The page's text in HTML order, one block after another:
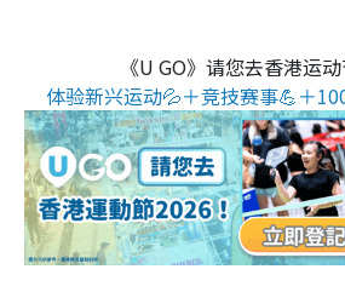
《U GO》请您去香港运动
体验新兴运动💦＋竞技赛事💪＋